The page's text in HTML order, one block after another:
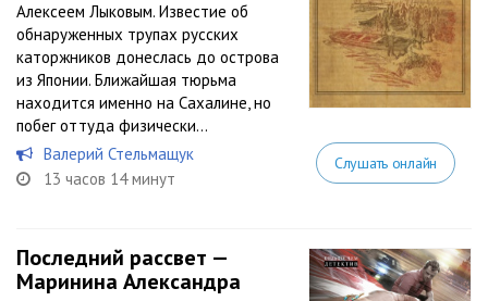
Алексеем Лыковым. Известие об
обнаруженных трупах русских
каторжников донеслась до острова
из Японии. Ближайшая тюрьма
находится именно на Сахалине, но
побег оттуда физически...
Валерий Стельмащук
13 часов 14 минут
Слушать онлайн
Последний рассвет —
Маринина Александра